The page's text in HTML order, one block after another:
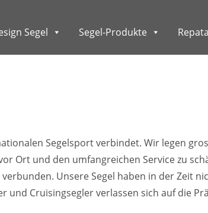
Segel Segel-Produkte
Segelsport verbindet. Wir legen
Ort und den umfangreichen Service zu
Unsere Segel haben in der Zeit
Cruisingsegler verlassen sich auf die